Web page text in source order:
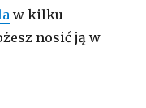
w kilku
nosić ją w